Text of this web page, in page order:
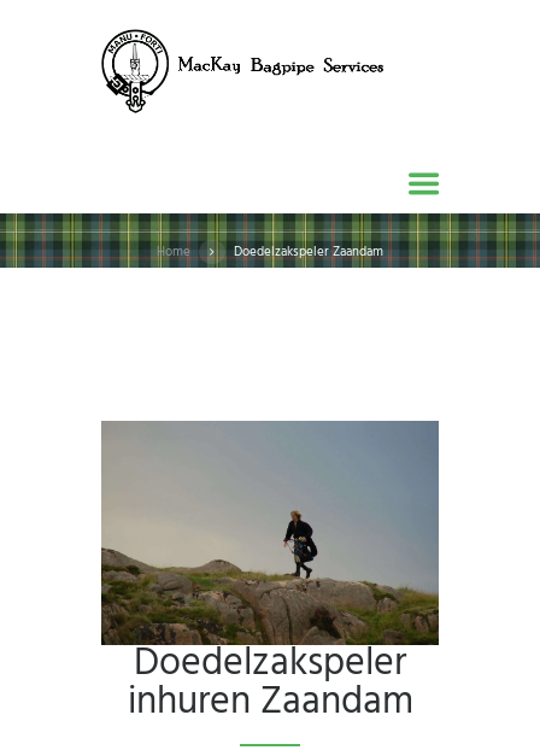
Home Doedelzakspeler Zaandam
Doedelzakspeler
inhuren Zaandam